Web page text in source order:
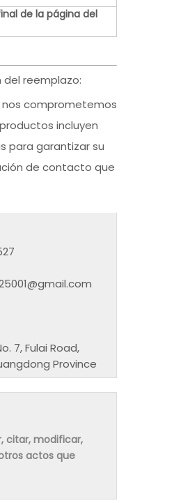
de la página del
del reemplazo:
nos comprometemos
incluyen
para garantizar su
de contacto que
7, Fulai Road,
Province
citar, modificar,
actos que